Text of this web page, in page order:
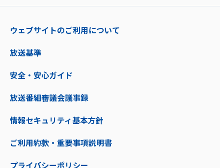
ウェブサイトのご利用について
放送基準
安全・安心ガイド
放送番組審議会議事録
情報セキュリティ基本方針
ご利用約款・重要事項説明書
プライバシーポリシー